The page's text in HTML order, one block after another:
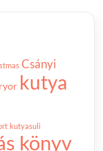
Csányi
kutya
kutyasuli
könyv